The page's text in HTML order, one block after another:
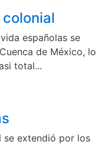
españolas se
de México, lo
total...
se extendió por los